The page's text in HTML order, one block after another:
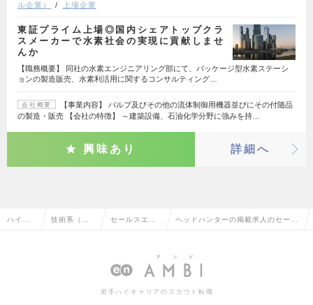
ル企業）
上場企業
東証プライム上場◎国内シェアトップクラ
スメーカーで水素社会の実現に貢献しませ
んか
【職務概要】 同社の水素エンジニアリング部にて、パッケージ型水素ステーシ
ョンの製造販売、水素利活用に関するコンサルティング…
会社概要
【事業内容】 バルブ及びその他の流体制御用機器並びにその付随品
の製造・販売 【会社の特徴】 ～建築設備、石油化学分野に強みを持…
興味あり 詳細へ
ハイク 技術系（電 セールスエン
気・電子）
ヘッドハンターの掲載求人のセール
職・求人情報一覧
若手ハイキャリアのスカウト転職